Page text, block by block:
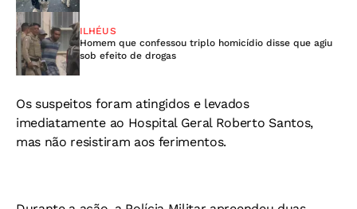
ILHÉUS
Homem que confessou triplo homicídio disse que agiu
sob efeito de drogas
Os suspeitos foram atingidos e levados
imediatamente ao Hospital Geral Roberto Santos,
mas não resistiram aos ferimentos.